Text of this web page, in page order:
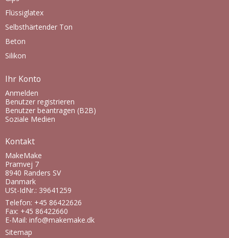
Flüssiglatex
Selbsthärtender Ton
Beton
Silikon
Ihr Konto
Anmelden
Benutzer registrieren
Benutzer beantragen (B2B)
Soziale Medien
Kontakt
MakeMake
Pramvej 7
8940 Randers SV
Danmark
USt-IdNr.: 39641259
Telefon: +45 86422626
Fax: +45 86422660
E-Mail: info@makemake.dk
Sitemap